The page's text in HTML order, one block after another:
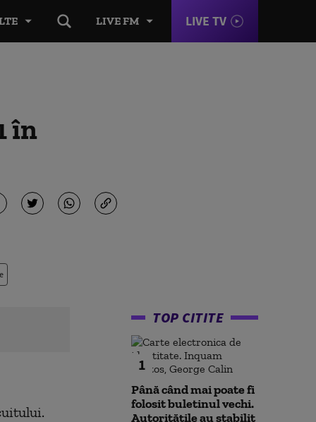
LIVE FM LIVE TV
în
TOP CITITE
1
Până când mai poate fi
folosit buletinul vechi.
Autoritățile au stabilit